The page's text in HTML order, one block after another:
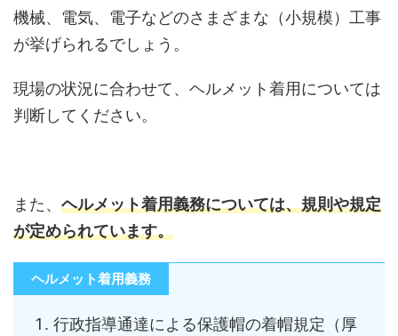
機械、電気、電子などのさまざまな（小規模）工事
が挙げられるでしょう。
現場の状況に合わせて、ヘルメット着用については
判断してください。
また、 ヘルメット着用義務については、規則や規定
が定められています。
ヘルメット着用義務
行政指導通達による保護帽の着帽規定（厚